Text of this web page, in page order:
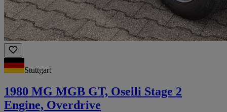
Stuttgart
1980 MG MGB GT, Oselli Stage 2
Engine, Overdrive